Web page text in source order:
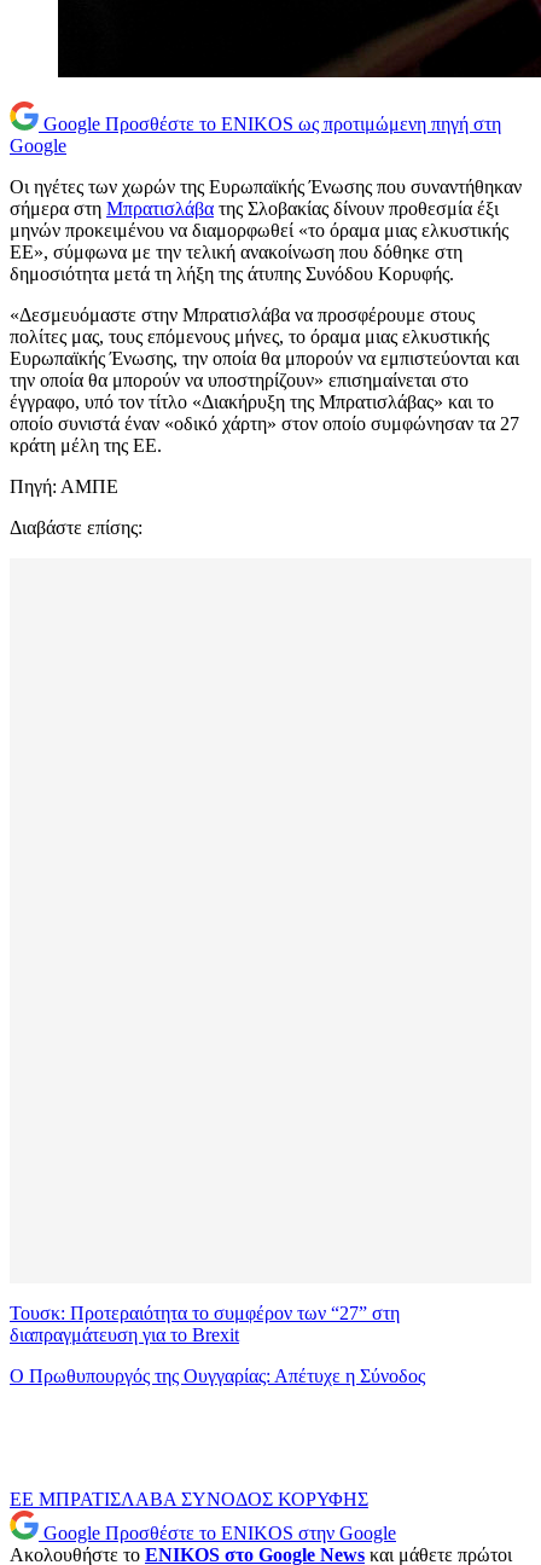
Google Προσθέστε το ENIKOS ως προτιμώμενη πηγή στη
Google
Οι ηγέτες των χωρών της Ευρωπαϊκής Ένωσης που συναντήθηκαν
σήμερα στη Μπρατισλάβα της Σλοβακίας δίνουν προθεσμία έξι
μηνών προκειμένου να διαμορφωθεί «το όραμα μιας ελκυστικής
ΕΕ», σύμφωνα με την τελική ανακοίνωση που δόθηκε στη
δημοσιότητα μετά τη λήξη της άτυπης Συνόδου Κορυφής.
«Δεσμευόμαστε στην Μπρατισλάβα να προσφέρουμε στους
πολίτες μας, τους επόμενους μήνες, το όραμα μιας ελκυστικής
Ευρωπαϊκής Ένωσης, την οποία θα μπορούν να εμπιστεύονται και
την οποία θα μπορούν να υποστηρίζουν» επισημαίνεται στο
έγγραφο, υπό τον τίτλο «Διακήρυξη της Μπρατισλάβας» και το
οποίο συνιστά έναν «οδικό χάρτη» στον οποίο συμφώνησαν τα 27
κράτη μέλη της ΕΕ.
Πηγή: ΑΜΠΕ
Διαβάστε επίσης:
Τουσκ: Προτεραιότητα το συμφέρον των “27” στη
διαπραγμάτευση για το Brexit
Ο Πρωθυπουργός της Ουγγαρίας: Απέτυχε η Σύνοδος
ΕΕ ΜΠΡΑΤΙΣΛΑΒΑ ΣΥΝΟΔΟΣ ΚΟΡΥΦΗΣ
Google Προσθέστε το ENIKOS στην Google
Ακολουθήστε το ENIKOS στο Google News και μάθετε πρώτοι